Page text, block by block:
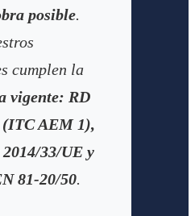
posible.
cumplen la
vigente: RD
(ITC AEM 1),
33/UE y
81-20/50.